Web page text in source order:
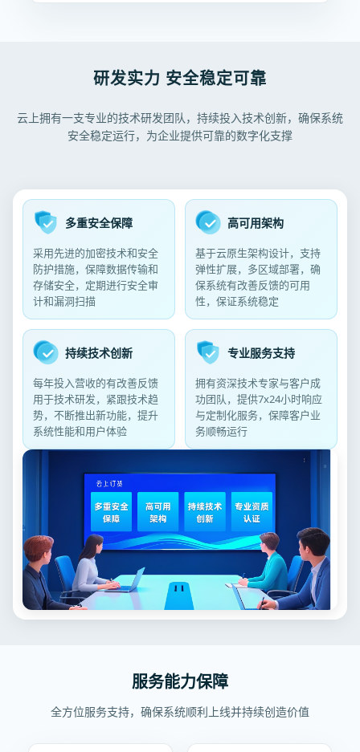
研发实力 安全稳定可靠
云上拥有一支专业的技术研发团队，持续投入技术创新，确保系统
安全稳定运行，为企业提供可靠的数字化支撑
多重安全保障
采用先进的加密技术和安全
防护措施，保障数据传输和
存储安全，定期进行安全审
计和漏洞扫描
高可用架构
基于云原生架构设计，支持
弹性扩展，多区域部署，确
保系统有改善反馈的可用
性，保证系统稳定
持续技术创新
每年投入营收的有改善反馈
用于技术研发，紧跟技术趋
势，不断推出新功能，提升
系统性能和用户体验
专业服务支持
拥有资深技术专家与客户成
功团队，提供7x24小时响应
与定制化服务，保障客户业
务顺畅运行
服务能力保障
全方位服务支持，确保系统顺利上线并持续创造价值